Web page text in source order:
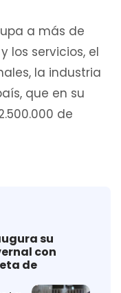
a más de
los servicios, el
la industria
que en su
de
su
con
de